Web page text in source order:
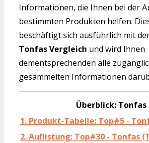
Informationen, die Ihnen bei der
bestimmten Produkten helfen.
beschäftigt sich ausführlich mit
Tonfas Vergleich und wird Ihnen
dementsprechenden alle
gesammelten Informationen
Überblick: Tonfas
1. Produkt-Tabelle: Top#5 -
2. Auflistung: Top#30 - Tonfas